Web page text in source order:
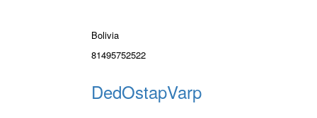
Bolivia
81495752522
DedOstapVarp